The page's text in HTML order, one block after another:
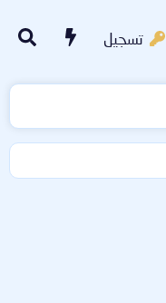
تسجيل